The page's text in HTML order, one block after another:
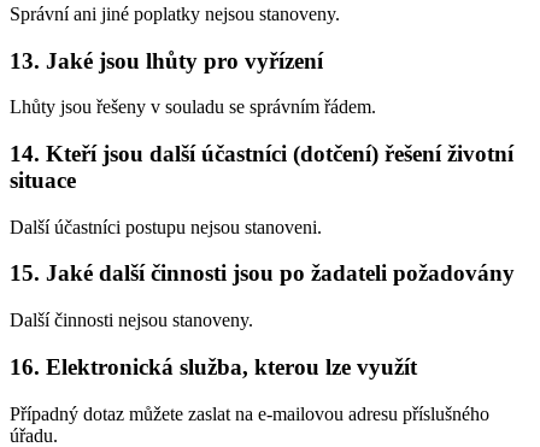
Správní ani jiné poplatky nejsou stanoveny.
13. Jaké jsou lhůty pro vyřízení
Lhůty jsou řešeny v souladu se správním řádem.
14. Kteří jsou další účastníci (dotčení) řešení životní
situace
Další účastníci postupu nejsou stanoveni.
15. Jaké další činnosti jsou po žadateli požadovány
Další činnosti nejsou stanoveny.
16. Elektronická služba, kterou lze využít
Případný dotaz můžete zaslat na e-mailovou adresu příslušného
úřadu.